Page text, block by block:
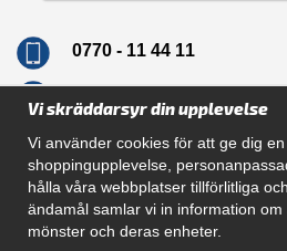
0770 - 11 44 11
Navigation
Hur beställer jag
Vi skräddarsyr din upplevelse
Vi använder cookies för att ge dig
shoppingupplevelse,
hålla våra webbplatser tillförlitliga
ändamål samlar vi in information
mönster och deras enheter.